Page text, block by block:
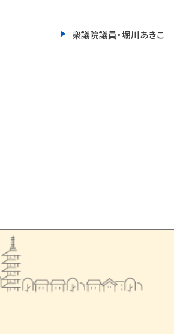
衆議院議員・堀川あきこ